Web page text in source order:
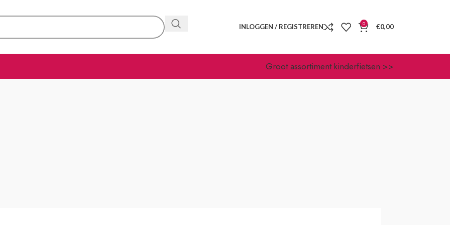
INLOGGEN / REGISTREREN 0 €0,00
Groot assortiment kinderfietsen >>